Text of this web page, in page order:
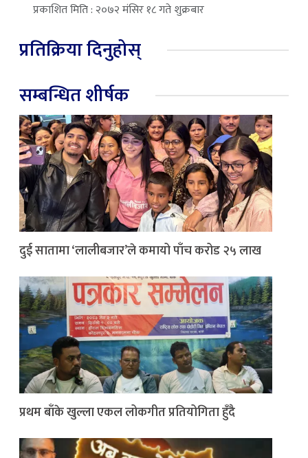
प्रकाशित मिति : २०७२ मंसिर १८ गते शुक्रबार
प्रतिक्रिया दिनुहोस्
सम्बन्धित शीर्षक
दुई सातामा ‘लालीबजार’ले कमायो पाँच करोड २५ लाख
प्रथम बाँके खुल्ला एकल लोकगीत प्रतियोगिता हुँदै